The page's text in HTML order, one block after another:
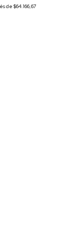
de $64.166,67